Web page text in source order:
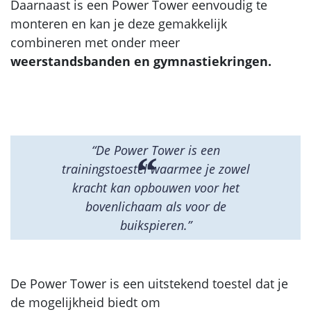
Daarnaast is een Power Tower eenvoudig te
monteren en kan je deze gemakkelijk
combineren met onder meer
weerstandsbanden en gymnastiekringen.
“De Power Tower is een
trainingstoestel waarmee je zowel
kracht kan opbouwen voor het
bovenlichaam als voor de
buikspieren.”
De Power Tower is een uitstekend toestel dat je
de mogelijkheid biedt om